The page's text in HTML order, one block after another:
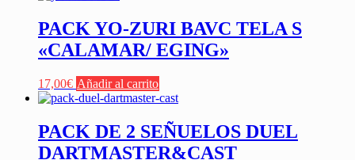
PACK YO-ZURI BAVC TELA S
«CALAMAR/ EGING»
17,00€ Añadir al carrito
PACK DE 2 SEÑUELOS DUEL
DARTMASTER&CAST